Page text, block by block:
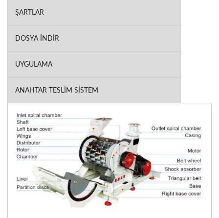
ŞARTLAR
DOSYA İNDIR
UYGULAMA
ANAHTAR TESLIM SISTEM